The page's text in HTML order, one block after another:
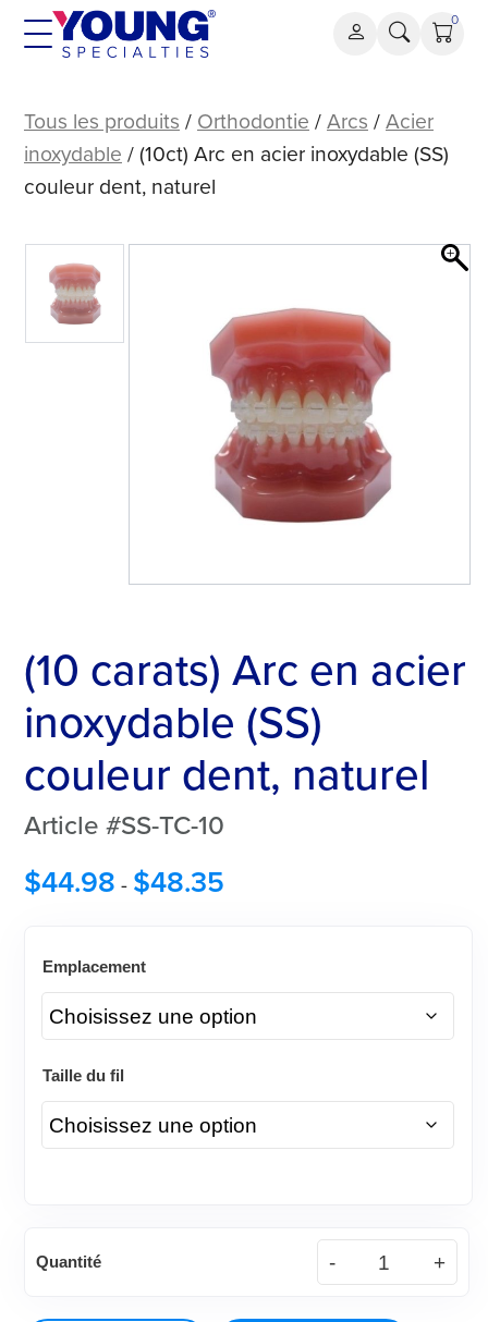
Aller
0
carats)
Arc
en
inoxydable
couleur
dent,
Tous les produits / Orthodontie /Arcs /Acier
inoxydable / (10ct) Arc en acier inoxydable (SS)
couleur dent, naturel
(10 carats) Arc en acier
inoxydable (SS)
couleur dent, naturel
Article #SS-TC-10
$44.98 - $48.35
Emplacement
Taille du fil
de
Quantité